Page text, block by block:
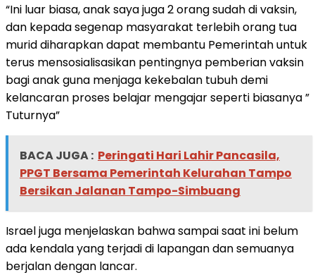
“Ini luar biasa, anak saya juga 2 orang sudah di vaksin,
dan kepada segenap masyarakat terlebih orang tua
murid diharapkan dapat membantu Pemerintah untuk
terus mensosialisasikan pentingnya pemberian vaksin
bagi anak guna menjaga kekebalan tubuh demi
kelancaran proses belajar mengajar seperti biasanya ”
Tuturnya”
BACA JUGA : Peringati Hari Lahir Pancasila,
PPGT Bersama Pemerintah Kelurahan Tampo
Bersikan Jalanan Tampo-Simbuang
Israel juga menjelaskan bahwa sampai saat ini belum
ada kendala yang terjadi di lapangan dan semuanya
berjalan dengan lancar.